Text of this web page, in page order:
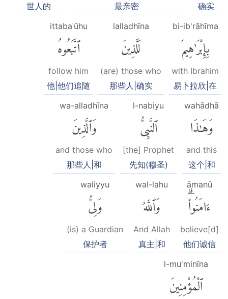
确实
最亲密
世人的
bi-ib'rāhīma
بِإِبْرَٰهِيمَ
with Ibrahim
易卜拉欣|在
lalladhīna
لَلَّذِينَ
(are) those who
那些人|确实
ittabaʿūhu
ٱتَّبَعُوهُ
follow him
他|他们追随
wahādhā
وَهَٰذَا
and this
这个|和
l-nabiyu
ٱلنَّبِىُّ
[the] Prophet
先知(穆圣)
wa-alladhīna
وَٱلَّذِينَ
and those who
那些人|和
āmanū
ءَامَنُوا۟ۗ
believe[d]
他们诚信
wal-lahu
وَٱللَّهُ
And Allah
真主|和
waliyyu
وَلِىُّ
(is) a Guardian
保护者
l-mu'minīna
ٱلْمُؤْمِنِينَ